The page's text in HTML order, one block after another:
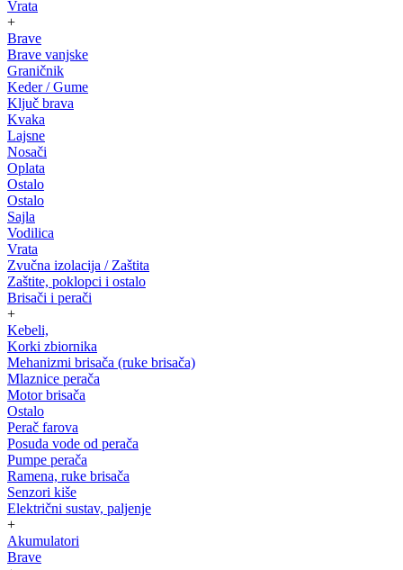
Vrata
+
Brave
Brave vanjske
Graničnik
Keder / Gume
Ključ brava
Kvaka
Lajsne
Nosači
Oplata
Ostalo
Ostalo
Sajla
Vodilica
Vrata
Zvučna izolacija / Zaštita
Zaštite, poklopci i ostalo
Brisači i perači
+
Kebeli,
Korki zbiornika
Mehanizmi brisača (ruke brisača)
Mlaznice perača
Motor brisača
Ostalo
Perač farova
Posuda vode od perača
Pumpe perača
Ramena, ruke brisača
Senzori kiše
Električni sustav, paljenje
+
Akumulatori
Brave